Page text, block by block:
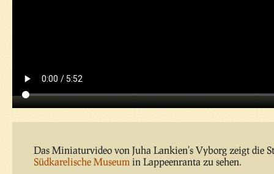
Das Miniaturvideo von Juha Lankien's Vyborg zeigt die
Südkarelische Museum in Lappeenranta zu sehen.